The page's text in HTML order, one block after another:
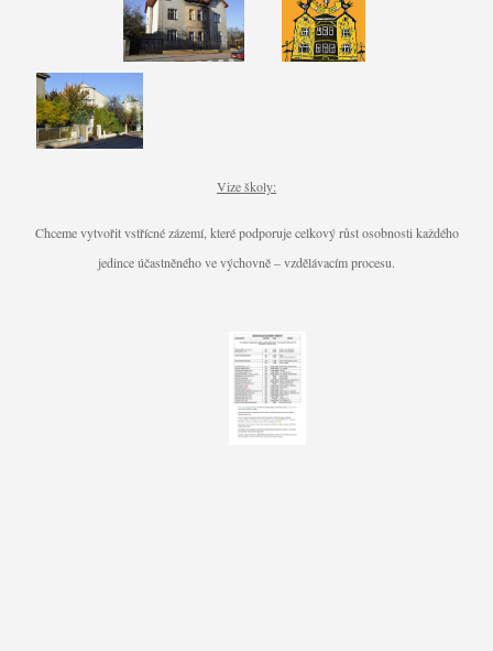
Vize školy:
Chceme vytvořit vstřícné zázemí, které podporuje celkový růst osobnosti každého
jedince účastněného ve výchovně – vzdělávacím procesu.